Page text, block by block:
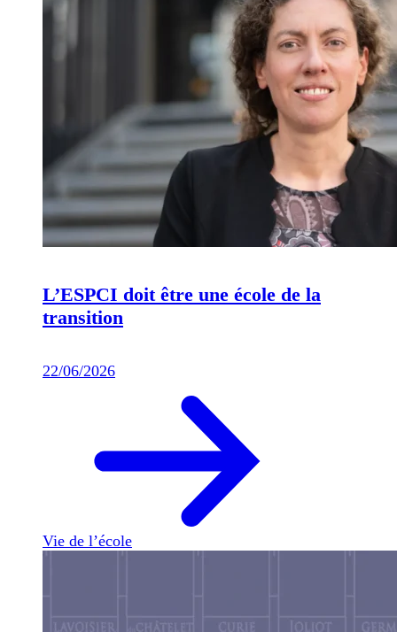
L’ESPCI doit être une école de la
transition
22/06/2026
Vie de l’école